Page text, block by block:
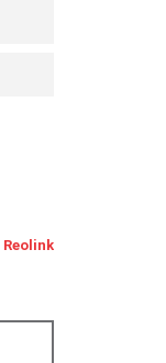
Reolink